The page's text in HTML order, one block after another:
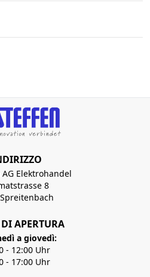
Elektrohandel
8
APERTURA
a giovedì:
- 12:00 Uhr
- 17:00 Uhr